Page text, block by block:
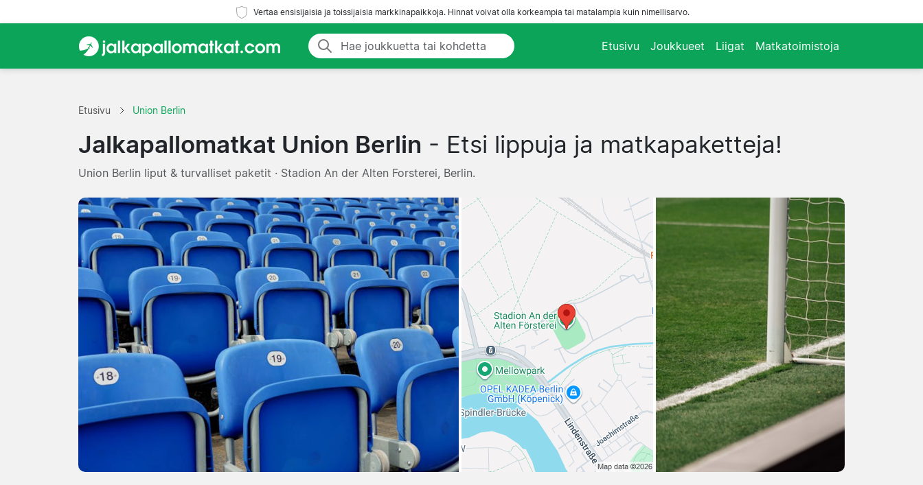
Vertaa ensisijaisia ja toissijaisia markkinapaikkoja. Hinnat voivat olla korkeampia tai matalampia kuin nimellisarvo.
Etusivu Joukkueet Liigat Matkatoimistoja
Etusivu Union Berlin
Jalkapallomatkat Union Berlin - Etsi lippuja ja matkapaketteja!
Union Berlin liput & turvalliset paketit · Stadion An der Alten Forsterei, Berlin.